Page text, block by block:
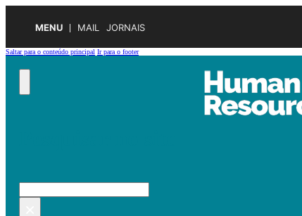
MENU MAIL JORNAIS
Saltar para o conteúdo principal Ir para o footer
Pesquisar